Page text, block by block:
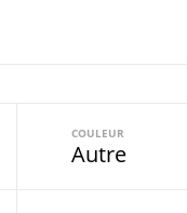
COULEUR
Autre